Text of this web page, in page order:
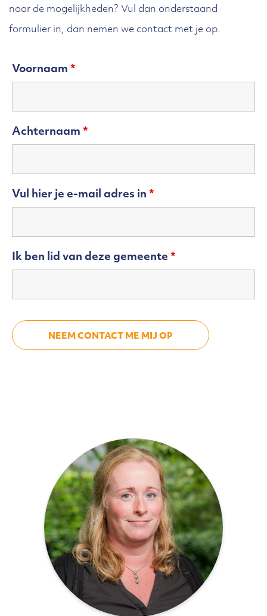
naar de mogelijkheden? Vul dan onderstaand
formulier in, dan nemen we contact met je op.
Voornaam *
Achternaam *
Vul hier je e-mail adres in *
Ik ben lid van deze gemeente *